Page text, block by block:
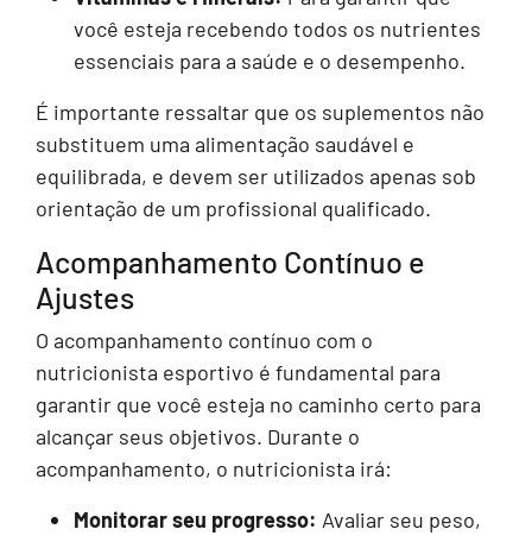
você esteja recebendo todos os nutrientes
essenciais para a saúde e o desempenho.
É importante ressaltar que os suplementos não
substituem uma alimentação saudável e
equilibrada, e devem ser utilizados apenas sob
orientação de um profissional qualificado.
Acompanhamento Contínuo e
Ajustes
O acompanhamento contínuo com o
nutricionista esportivo é fundamental para
garantir que você esteja no caminho certo para
alcançar seus objetivos. Durante o
acompanhamento, o nutricionista irá:
Monitorar seu progresso: Avaliar seu peso,